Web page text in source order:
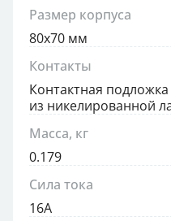
Размер корпуса
80x70 мм
Контакты
Контактная
из никелированной
Масса, кг
0.179
Сила тока
16А